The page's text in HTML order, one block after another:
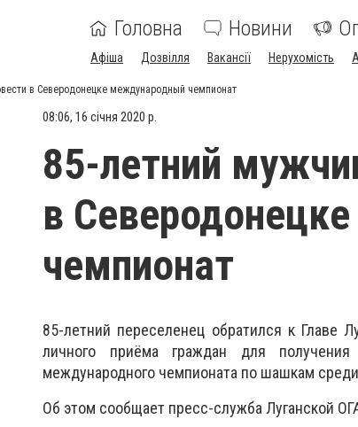
Головна Новини
Афіша Дозвілля Вакансії Нерухомість
в Северодонецке международный чемпионат
08:06, 16 січня 2020 р.
85-летний
в
чемпионат
85-летний переселенец обратился к Главе
личного приёма граждан для
международного чемпионата по шашкам
Об этом сообщает пресс-служба Луганской